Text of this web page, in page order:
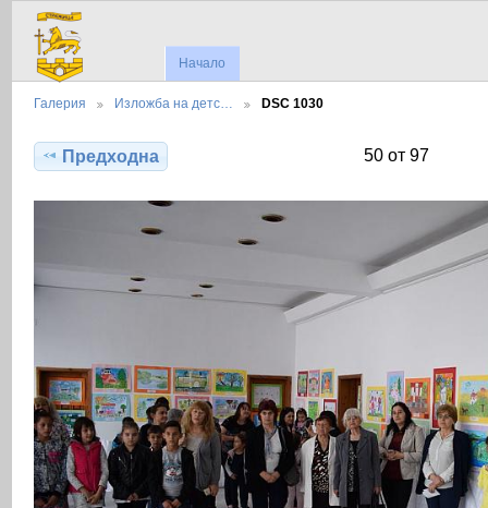
Начало
Галерия Изложба на детс… DSC 1030
Предходна 50 от 97